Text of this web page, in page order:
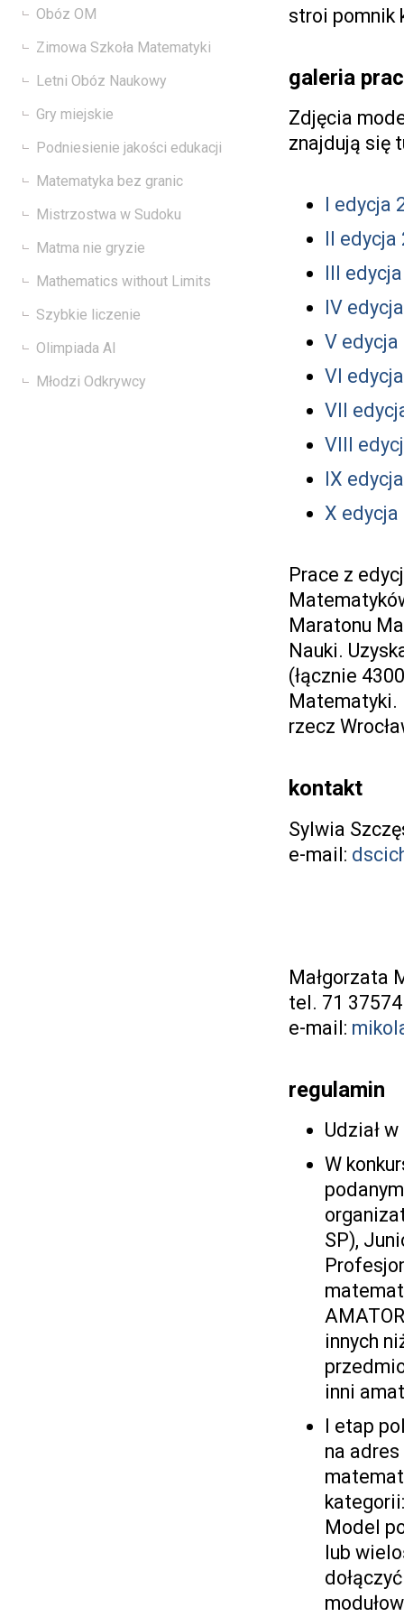
Obóz OM
Zimowa Szkoła Matematyki
Letni Obóz Naukowy
Gry miejskie
Podniesienie jakości edukacji
Matematyka bez granic
Mistrzostwa w Sudoku
Matma nie gryzie
Mathematics without Limits
Szybkie liczenie
Olimpiada AI
Młodzi Odkrywcy
stroi pomnik
galeria prac
Zdjęcia
znajdują się
I edycja
II
III
IV
V edycja
VI
VII
VIII
IX
X edycja
Prace z
Maratonu
Nauki.
(łącznie
Matematyki.
rzecz
kontakt
Sylwia
e-mail:
Małgorzata
tel. 71
e-mail:
regulamin
Udział
W
SP),
innych
inni
I etap
na
Model
lub